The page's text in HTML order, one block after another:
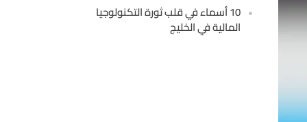
10 أسماء في قلب ثورة التكنولوجيا
المالية في الخليج